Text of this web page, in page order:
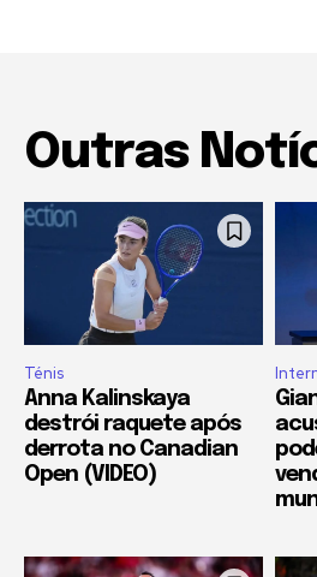
Outras
Ténis
Anna Kalinskaya
destrói raquete após
derrota no Canadian
Open (VIDEO)